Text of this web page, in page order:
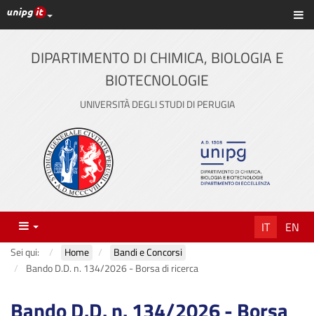
Vai
al
contenuto
principale
Link ai principali servizi web di Ateneo
DIPARTIMENTO DI CHIMICA, BIOLOGIA E
BIOTECNOLOGIE
UNIVERSITÀ DEGLI STUDI DI PERUGIA
Menu IT EN
Sei qui: Home
Bandi e Concorsi
Bando D.D. n. 134/2026 - Borsa di ricerca